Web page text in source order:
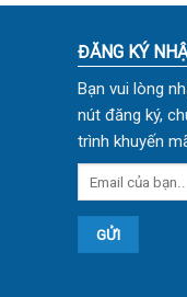
ĐĂNG KÝ
Bạn vui lòng
nút đăng ký,
trình khuyến